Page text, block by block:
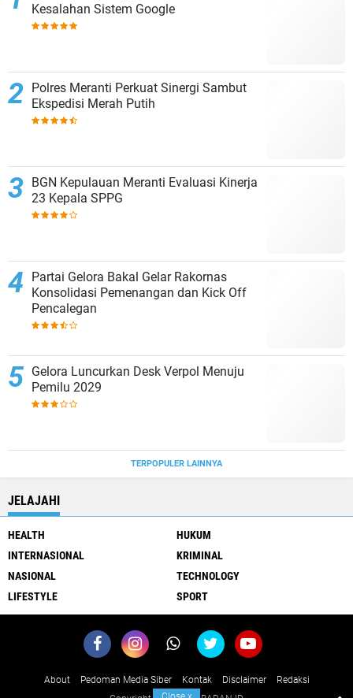
Kesalahan Sistem Google
Polres Meranti Perkuat Sinergi Sambut
Ekspedisi Merah Putih
BGN Kepulauan Meranti Evaluasi Kinerja
23 Kepala SPPG
Partai Gelora Bakal Gelar Rakornas
Konsolidasi Pemenangan dan Kick Off
Pencalegan
Gelora Luncurkan Desk Verpol Menuju
Pemilu 2029
TERPOPULER LAINNYA
JELAJAHI
HEALTH
HUKUM
INTERNASIONAL
KRIMINAL
NASIONAL
TECHNOLOGY
LIFESTYLE
SPORT
About Pedoman Media Siber Kontak Disclaimer
Redaksi